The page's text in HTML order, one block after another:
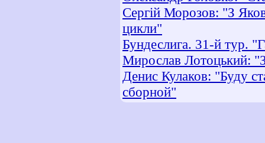
Сергій Морозов: "З
цикли"
Бундеслига. 31-й тур.
Мирослав Лотоцький:
Денис Кулаков: "Буду
сборной"